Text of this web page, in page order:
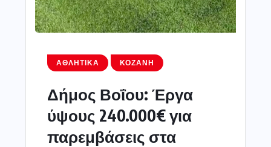
ΑΘΛΗΤΙΚΆ ΚΟΖΆΝΗ
Δήμος Βοΐου: Έργα
ύψους 240.000€ για
παρεμβάσεις στα